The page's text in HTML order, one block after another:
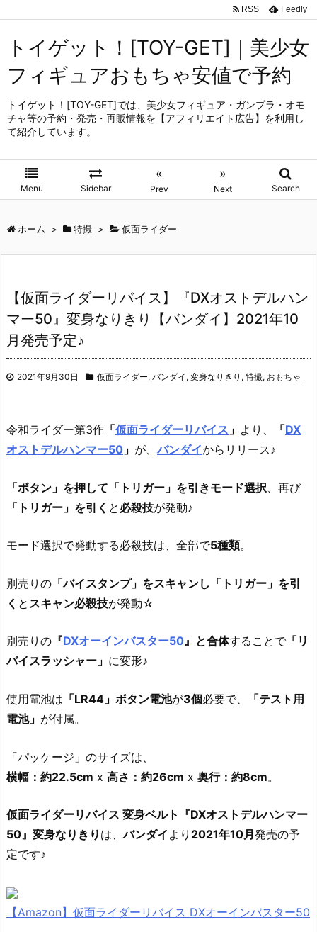
トイゲット！[TOY-GET]｜美少女
フィギュアおもちゃ安値で予約
トイゲット！[TOY-GET]では、美少女フィギュア・ガンプラ・オモ
チャ等の予約・発売・再販情報を【アフィリエイト広告】を利用し
て紹介しています。
Menu Sidebar
«
Prev
»
Next Search
RSS Feedly
ホーム > 特撮 > 仮面ライダー
【仮面ライダーリバイス】『DXオストデルハン
マー50』変身なりきり【バンダイ】2021年10
月発売予定♪
2021年9月30日 仮面ライダー, バンダイ , 変身なりきり , 特撮, おもちゃ
令和ライダー第3作 「仮面ライダーリバイス 」 より、 「DX
オストデルハンマー50 」 が、バンダイからリリース♪
「ボタン」を押して「トリガー」を引きモード選択 、再び
「トリガー」を引く と 必殺技が発動♪
モード選択で発動する必殺技は、全部で5種類。
別売りの 「バイスタンプ」をスキャンし「トリガー」を引
く と スキャン必殺技が発動☆
別売りの 『DXオーインバスター50』と合体することで「リ
バイスラッシャー」 に変形♪
使用電池は 「LR44」ボタン電池が3個必要で、
「テスト用
電池」 が付属。
「パッケージ」のサイズは、
横幅：約22.5cm x 高さ：約26cm x 奥行：約8cm。
仮面ライダーリバイス 変身ベルト『DXオストデルハンマー
50』変身なりきり は、バンダイ より 2021年10月 発売の予
定です♪
【Amazon】仮面ライダーリバイス DXオーインバスター50